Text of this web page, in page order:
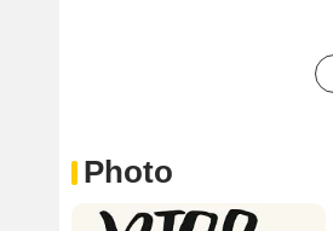
Photo